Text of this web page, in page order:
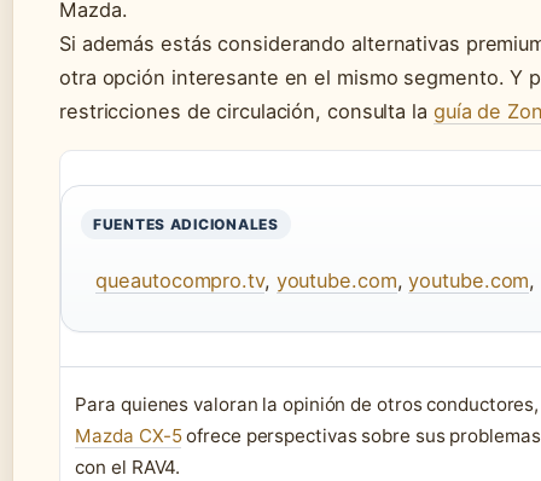
Mazda.
Si además estás considerando alternativas
otra opción interesante en el mismo segmento. Y
restricciones de circulación, consulta la guía de
FUENTES ADICIONALES
queautocompro.tv, youtube.com,youtube.com,
Para quienes valoran la opinión de otros
Mazda CX-5ofrece perspectivas sobre sus
con el RAV4.